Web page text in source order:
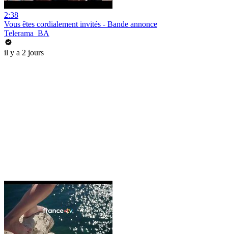
2:38
Vous êtes cordialement invités - Bande annonce
Telerama_BA
il y a 2 jours